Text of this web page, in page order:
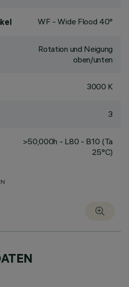
WF - Wide Flood 40°
Rotation und Neigung
oben/unten
3000 K
3
>50,000h - L80 - B10 (Ta
25°C)